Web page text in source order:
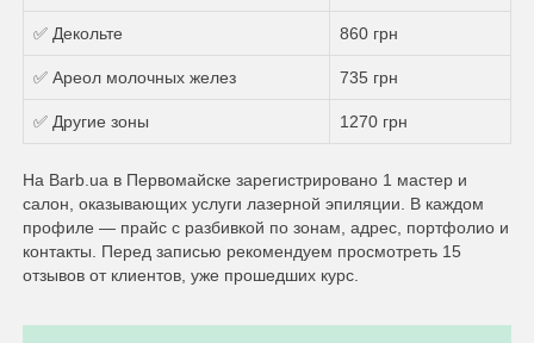
✅ Декольте 860 грн
✅ Ареол молочных желез 735 грн
✅ Другие зоны 1270 грн
На Barb.ua в Первомайске зарегистрировано 1 мастер и
салон, оказывающих услуги лазерной эпиляции. В каждом
профиле — прайс с разбивкой по зонам, адрес, портфолио и
контакты. Перед записью рекомендуем просмотреть 15
отзывов от клиентов, уже прошедших курс.